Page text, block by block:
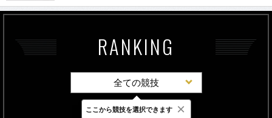
RANKING
全ての競技
最新 24時間 週間
ここから競技を選択できます ×